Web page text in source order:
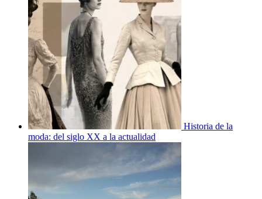
Historia de la
moda: del siglo XX a la actualidad